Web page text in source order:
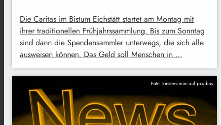
Die Caritas im Bistum Eichstätt startet am Montag mit
ihrer traditionellen Frühjahrssammlung. Bis zum Sonntag
sind dann die Spendensammler unterwegs, die sich alle
ausweisen können. Das Geld soll Menschen in …
Foto: torstensimon auf pixabay